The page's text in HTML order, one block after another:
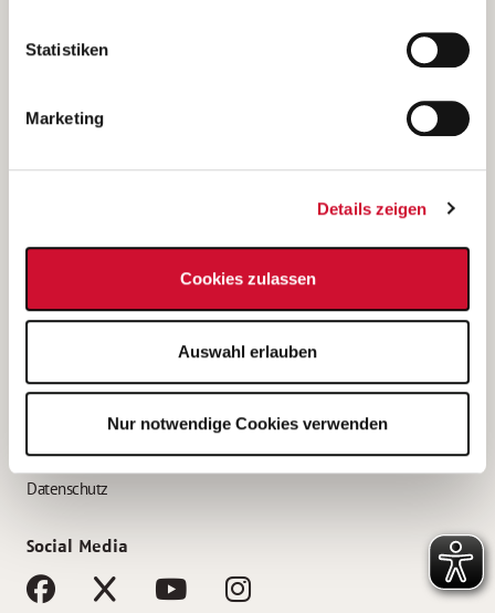
unsererDatenschutzerklärung
Statistiken
Marketing
Details zeigen
Cookies zulassen
Auswahl erlauben
Nur notwendige Cookies verwenden
(Ein Tochterunternehmen des AWO Bezirksverbandes Unterfranken
e.V.)
Bewerbung als Altenpflegehelfer*in
Bewerbung als Erzieher*in
AWO Gliederungen nach Bundesland
Impressum
Datenschutz
Social Media